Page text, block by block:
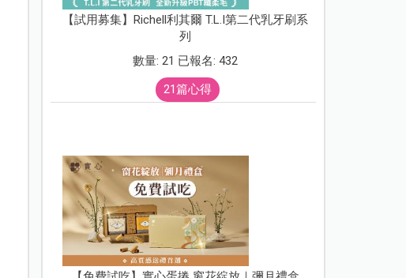
【試用募集】Richell利其爾 T.L.I第二代乳牙刷系
列
數量: 21 已報名: 432
21篇心得